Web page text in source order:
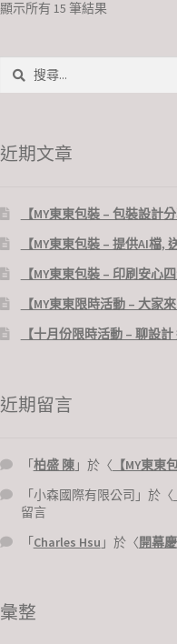
顯示所有 15 筆結果
近期文章
【MY東東包裝 – 包裝設計分
【MY東東包裝 – 提供AI檔,
【MY東東包裝 – 印刷安心四
【MY東東限時活動 – 大家來
【十月份限時活動 – 聊設計
近期留言
「柏盛 陳」於〈 【MY東東
「小森國際有限公司 」於〈
留言
「Charles Hsu 」於〈開幕慶
彙整